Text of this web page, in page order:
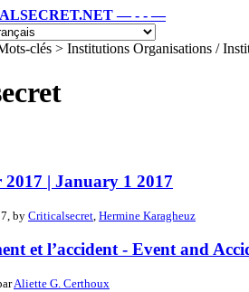
— - - —
clés > Institutions Organisations /
2017 | January 1 2017
by Criticalsecret Hermine Karagheuz
et l’accident - Event and
Aliette G. Certhoux